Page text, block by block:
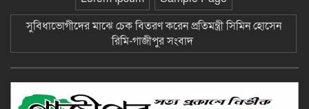
ঘটনায় যুবক গ্রেপ্তার-গাজীপুর সংবাদ
​মির্জাগঞ্জে বার্ড-এর কৃষি প্রযুক্তি সম্প্রসারণ
প্রকল্পের গ্রাম অরিয়েন্টেশন ও সংগঠন
সৃজন-গাজীপুর সংবাদ
সুবিধাভোগীদের মাঝে চেক বিতরণ করেন প্রতিমন্ত্রী সিমিন হোসেন
রিমি-গাজীপুর সংবাদ